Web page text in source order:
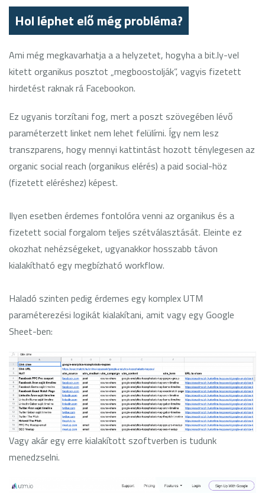
Hol léphet elő még probléma?
Ami még megkavarhatja a a helyzetet, hogyha a bit.ly-vel
kitett organikus posztot „megboostolják”, vagyis fizetett
hirdetést raknak rá Facebookon.
Ez ugyanis torzítani fog, mert a poszt szövegében lévő
paraméterzett linket nem lehet felülírni. Így nem lesz
transzparens, hogy mennyi kattintást hozott ténylegesen az
organic social reach (organikus elérés) a paid social-höz
(fizetett eléréshez) képest.
Ilyen esetben érdemes fontolóra venni az organikus és a
fizetett social forgalom teljes szétválasztását. Eleinte ez
okozhat nehézségeket, ugyanakkor hosszabb távon
kialakítható egy megbízható workflow.
Haladó szinten pedig érdemes egy komplex UTM
paraméterezési logikát kialakítani, amit vagy egy Google
Sheet-ben:
Vagy akár egy erre kialakított szoftverben is tudunk
menedzselni.